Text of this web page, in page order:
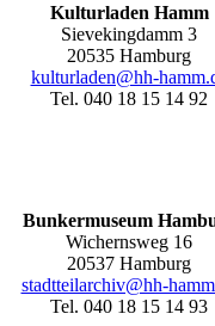
Kulturladen Hamm
Sievekingdamm 3
20535 Hamburg
kulturladen@hh-
Tel. 040 18 15 14 92
Bunkermuseum
Wichernsweg 16
20537 Hamburg
stadtteilarchiv@hh-
Tel. 040 18 15 14 93